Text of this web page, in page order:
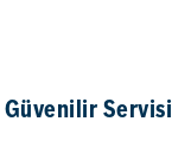
Güvenilir Servisi